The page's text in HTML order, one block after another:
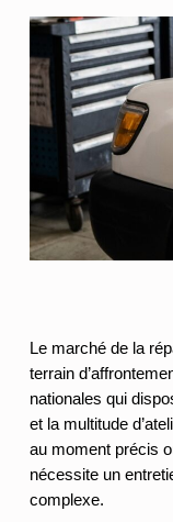
Le marché de la
terrain
nationales qui
et la multitude
au moment précis
nécessite un
complexe.